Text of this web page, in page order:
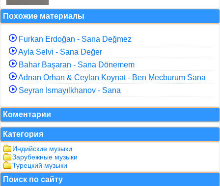
Похожие материалы
Furkan Erdoğan - Sana Değmez
Ayla Selvi - Sana Değer
Bahar Başaran - Sana Dönemem
Adnan Orhan & Ceylan Koynat - Ben Mecburum Sana
Seyran Ismayılkhanov - Sana
Коментарии
Категория
Индийские музыки
Зарубежные музыки
Турецкий музыки
Поиск по сайту